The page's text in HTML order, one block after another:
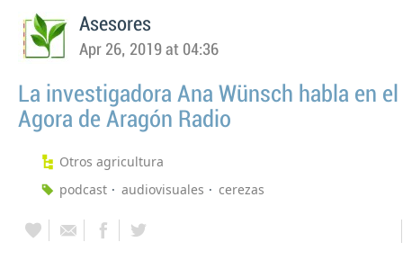
Asesores
Apr 26, 2019 at 04:36
La investigadora Ana Wünsch habla en
Agora de Aragón Radio
Otros agricultura
podcast
audiovisuales cerezas